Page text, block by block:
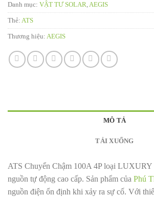
Danh mục: VẬT TƯ SOLAR,AEGIS
Thẻ: ATS
Thương hiệu: AEGIS
MÔ TẢ
TẢI XUỐNG
ATS Chuyển Chậm 100A 4P loại LUXURY
nguồn tự động cao cấp. Sản phẩm của Phú
nguồn điện ổn định khi xảy ra sự cố. Với